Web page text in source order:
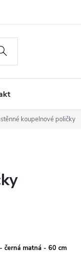
koupelnové poličky
černá matná - 60 cm